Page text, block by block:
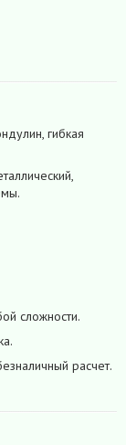
гибкая
сложности.
расчет.